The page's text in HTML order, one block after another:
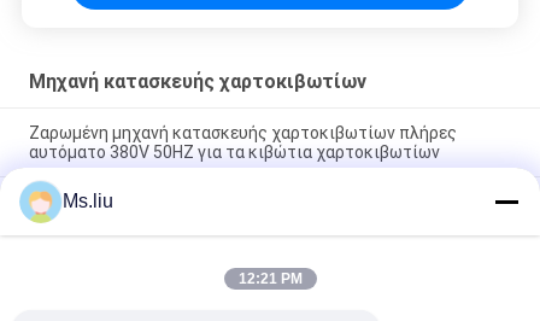
Μηχανή κατασκευής χαρτοκιβωτίων
Ζαρωμένη μηχανή κατασκευής χαρτοκιβωτίων πλήρες
αυτόματο 380V 50HZ για τα κιβώτια χαρτοκιβωτίων
Αυτόματο ζαρωμένο κιβώτιο χαρτοκιβωτίων ελέγχων με
σερβομηχανισμό που κάνει την αποταμίευση εργασίας
μηχανών
Εκτυπωτής Slotter έξι μηχανών κατασκευής χαρτοκιβωτίων
Ms.liu
12:21 PM